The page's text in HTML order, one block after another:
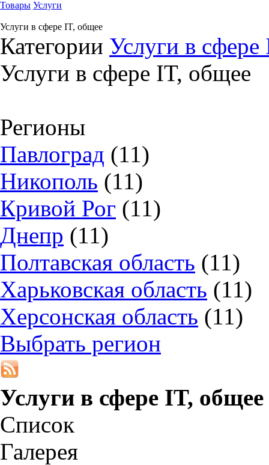
Товары Услуги
Услуги в сфере IT, общее
Категории Услуги в сфере
Услуги в сфере IT, общее
Регионы
Павлоград (11)
Никополь (11)
Кривой Рог (11)
Днепр (11)
Полтавская область (11)
Харьковская область (11)
Херсонская область (11)
Выбрать регион
Услуги в сфере IT,
Список
Галерея